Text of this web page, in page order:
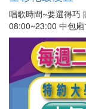
唱歌時間~要選得巧
08:00~23:00 中包